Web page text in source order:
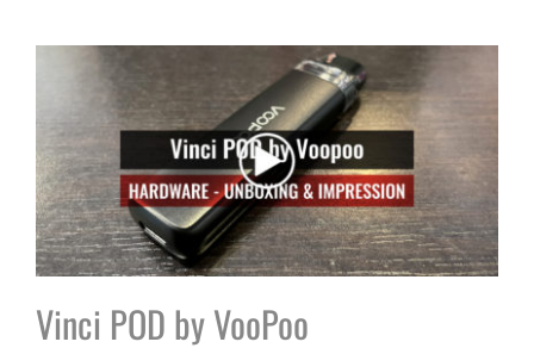
Vinci POD by VooPoo